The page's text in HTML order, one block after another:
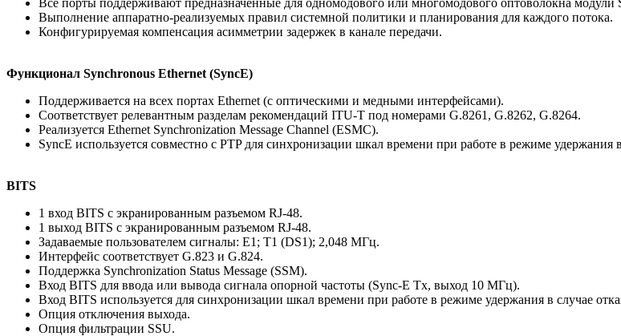
Выполнение аппаратно-реализуемых правил системной политики и планирования для каждого потока.
Конфигурируемая компенсация асимметрии задержек в канале передачи.
Функционал Synchronous Ethernet (SyncE)
Поддерживается на всех портах Ethernet (с оптическими и медными интерфейсами).
Соответствует релевантным разделам рекомендаций ITU-T под номерами G.8261, G.8262, G.8264.
Реализуется Ethernet Synchronization Message Channel (ESMC).
SyncE используется совместно с PTP для синхронизации шкал времени при работе в режиме
BITS
1 вход BITS с экранированным разъемом RJ-48.
1 выход BITS с экранированным разъемом RJ-48.
Задаваемые пользователем сигналы: E1; T1 (DS1); 2,048 МГц.
Интерфейс соответствует G.823 и G.824.
Поддержка Synchronization Status Message (SSM).
Вход BITS для ввода или вывода сигнала опорной частоты (Sync-E Tx, выход 10 MГц).
Вход BITS используется для синхронизации шкал времени при работе в режиме удержания в случае
Опция отключения выхода.
Опция фильтрации SSU.